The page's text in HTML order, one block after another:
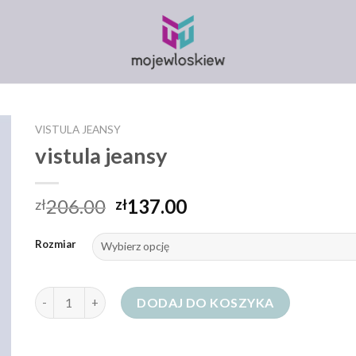
VISTULA JEANSY
vistula jeansy
zł206.00 zł137.00
Rozmiar
ilość vistula jeansy DODAJ DO KOSZYKA